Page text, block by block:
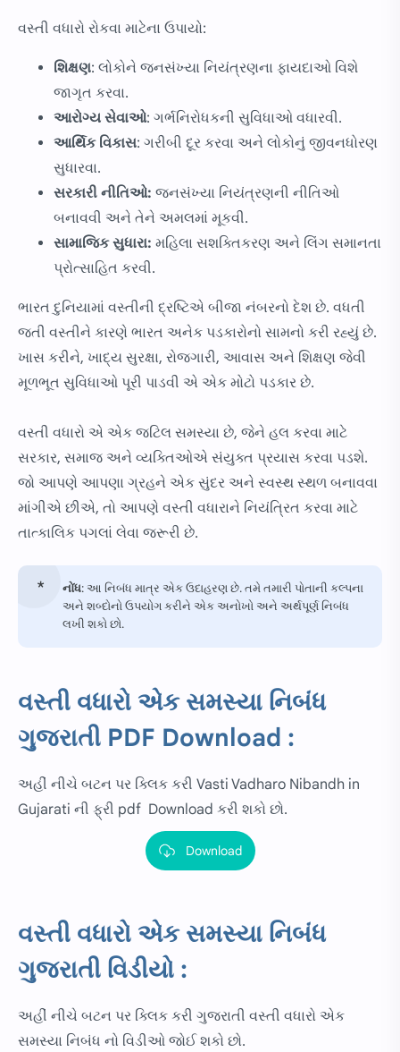
વસ્તી વધારો રોકવા માટેના ઉપાયો:
શિક્ષણ: લોકોને જનસંખ્યા નિયંત્રણના ફાયદાઓ વિશે
જાગૃત કરવા.
આરોગ્ય સેવાઓ: ગર્ભનિરોધકની સુવિધાઓ વધારવી.
આર્થિક વિકાસ: ગરીબી દૂર કરવા અને લોકોનું જીવનધોરણ
સુધારવા.
સરકારી નીતિઓ: જનસંખ્યા નિયંત્રણની નીતિઓ
બનાવવી અને તેને અમલમાં મૂકવી.
સામાજિક સુધારા: મહિલા સશક્તિકરણ અને લિંગ સમાનતા
પ્રોત્સાહિત કરવી.
ભારત દુનિયામાં વસ્તીની દ્રષ્ટિએ બીજા નંબરનો દેશ છે. વધતી
જતી વસ્તીને કારણે ભારત અનેક પડકારોનો સામનો કરી રહ્યું છે.
ખાસ કરીને, ખાદ્ય સુરક્ષા, રોજગારી, આવાસ અને શિક્ષણ જેવી
મૂળભૂત સુવિધાઓ પૂરી પાડવી એ એક મોટો પડકાર છે.
વસ્તી વધારો એ એક જટિલ સમસ્યા છે, જેને હલ કરવા માટે
સરકાર, સમાજ અને વ્યક્તિઓએ સંયુક્ત પ્રયાસ કરવા પડશે.
જો આપણે આપણા ગ્રહને એક સુંદર અને સ્વસ્થ સ્થળ બનાવવા
માંગીએ છીએ, તો આપણે વસ્તી વધારાને નિયંત્રિત કરવા માટે
તાત્કાલિક પગલાં લેવા જરૂરી છે.
નોંધ: આ નિબંધ માત્ર એક ઉદાહરણ છે. તમે તમારી પોતાની કલ્પના
અને શબ્દોનો ઉપયોગ કરીને એક અનોખો અને અર્થપૂર્ણ નિબંધ
લખી શકો છો.
વસ્તી વધારો એક સમસ્યા નિબંધ
ગુજરાતી PDF Download :
અહીં નીચે બટન પર ક્લિક કરી Vasti Vadharo Nibandh in
Gujarati ની ફ્રી pdf Download કરી શકો છો.
Download
વસ્તી વધારો એક સમસ્યા નિબંધ
ગુજરાતી વિડીયો :
અહીં નીચે બટન પર ક્લિક કરી ગુજરાતી વસ્તી વધારો એક
સમસ્યા નિબંધ નો વિડીઓ જોઈ શકો છો.